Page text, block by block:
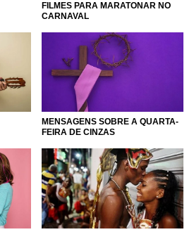
FILMES PARA MARATONAR NO
CARNAVAL
MENSAGENS SOBRE A QUARTA-
FEIRA DE CINZAS